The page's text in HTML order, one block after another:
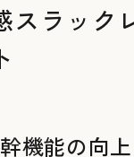
スラック
機能の向